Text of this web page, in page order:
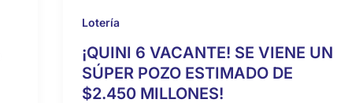
Lotería
¡QUINI 6 VACANTE! SE VIENE UN
SÚPER POZO ESTIMADO DE
$2.450 MILLONES!